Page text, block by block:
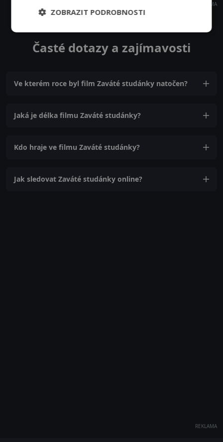
REKLAMA
Časté dotazy a zajímavosti
Ve kterém roce byl film Zaváté studánky natočen?
Jaká je délka filmu Zaváté studánky?
Kdo hraje ve filmu Zaváté studánky?
Jak sledovat Zaváté studánky online?
REKLAMA
ZOBRAZIT PODROBNOSTI